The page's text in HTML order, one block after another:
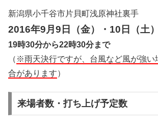
新潟県小千谷市片貝町浅原神社裏手
2016年9月9日（金）・10日（土）
19時30分から22時30分まで
（ ※雨天決行ですが、台風など風が強い
合があります）
来場者数・打ち上げ予定数